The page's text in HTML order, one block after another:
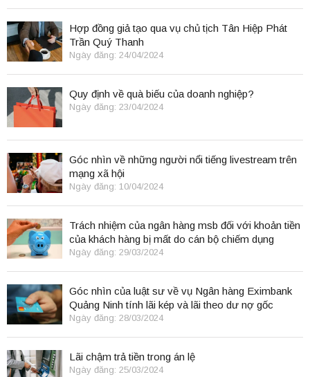
Hợp đồng giả tạo qua vụ chủ tịch Tân Hiệp Phát
Trần Quý Thanh
Ngày đăng: 24/04/2024
Quy định về quà biếu của doanh nghiệp?
Ngày đăng: 23/04/2024
Góc nhìn về những người nổi tiếng livestream trên
mạng xã hội
Ngày đăng: 10/04/2024
Trách nhiệm của ngân hàng msb đối với khoản tiền
của khách hàng bị mất do cán bộ chiếm dụng
Ngày đăng: 29/03/2024
Góc nhìn của luật sư về vụ Ngân hàng Eximbank
Quảng Ninh tính lãi kép và lãi theo dư nợ gốc
Ngày đăng: 28/03/2024
Lãi chậm trả tiền trong án lệ
Ngày đăng: 25/03/2024